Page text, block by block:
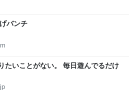
バンチ
たいことがない。 毎日遊んでるだけ